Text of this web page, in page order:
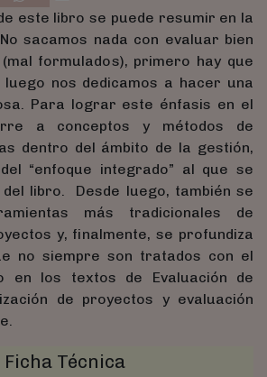
este libro se puede resumir en la
sacamos nada con evaluar bien
formulados), primero hay que
nos dedicamos a hacer una
Para lograr este énfasis en el
a conceptos y métodos de
dentro del ámbito de la gestión,
“enfoque integrado” al que se
libro. Desde luego, también se
más tradicionales de
y, finalmente, se profundiza
no siempre son tratados con el
en los textos de Evaluación de
de proyectos y evaluación
Ficha Técnica